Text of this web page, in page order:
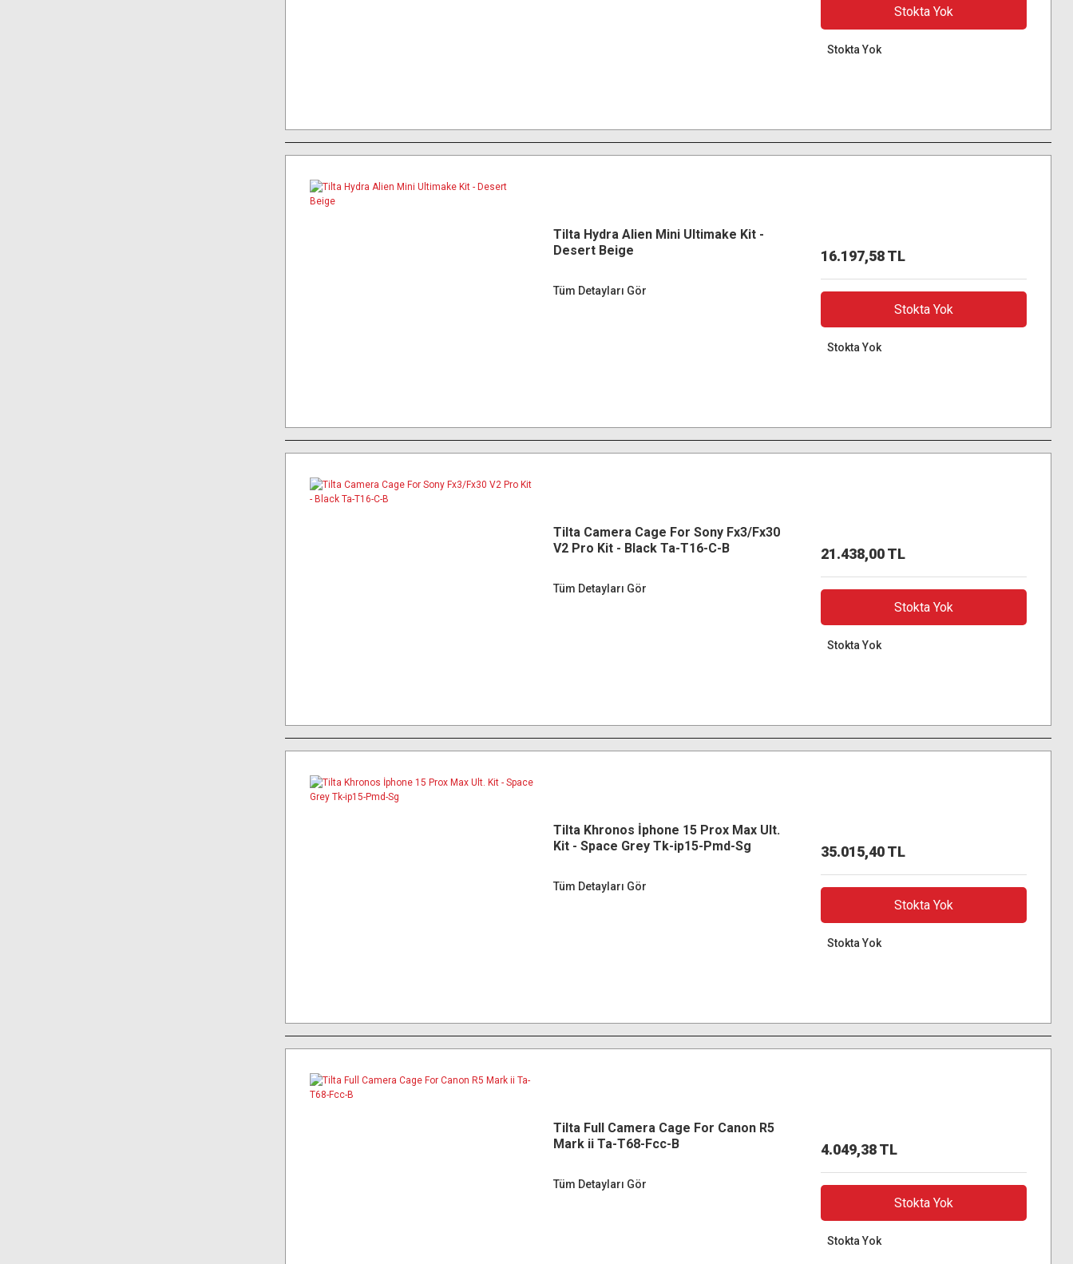
Stokta Yok
Stokta Yok
Tilta Hydra Alien Mini Ultimake Kit -
Desert Beige
Tüm Detayları Gör
16.197,58 TL
Stokta Yok
Stokta Yok
Tilta Camera Cage For Sony Fx3/Fx30
V2 Pro Kit - Black Ta-T16-C-B
Tüm Detayları Gör
21.438,00 TL
Stokta Yok
Stokta Yok
Tilta Khronos İphone 15 Prox Max Ult.
Kit - Space Grey Tk-ip15-Pmd-Sg
Tüm Detayları Gör
35.015,40 TL
Stokta Yok
Stokta Yok
Tilta Full Camera Cage For Canon R5
Mark ii Ta-T68-Fcc-B
Tüm Detayları Gör
4.049,38 TL
Stokta Yok
Stokta Yok